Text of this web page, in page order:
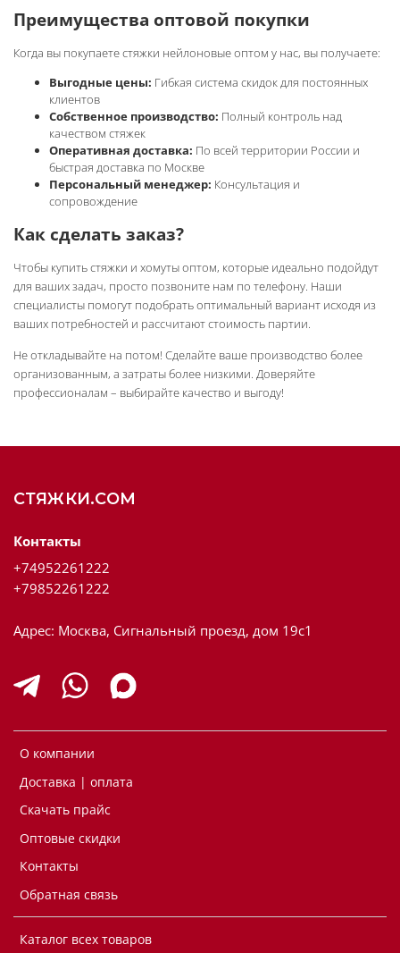
Преимущества оптовой покупки
Когда вы покупаете стяжки нейлоновые оптом у нас, вы получаете:
Выгодные цены: Гибкая система скидок для постоянных
клиентов
Собственное производство: Полный контроль над
качеством стяжек
Оперативная доставка: По всей территории России и
быстрая доставка по Москве
Персональный менеджер: Консультация и
сопровождение
Как сделать заказ?
Чтобы купить стяжки и хомуты оптом, которые идеально подойдут
для ваших задач, просто позвоните нам по телефону. Наши
специалисты помогут подобрать оптимальный вариант исходя из
ваших потребностей и рассчитают стоимость партии.
Не откладывайте на потом! Сделайте ваше производство более
организованным, а затраты более низкими. Доверяйте
профессионалам – выбирайте качество и выгоду!
СТЯЖКИ.COM
О компании
Доставка | оплата
Скачать прайс
Оптовые скидки
Контакты
Обратная связь
Каталог всех товаров
Контакты
+74952261222
+79852261222
Адрес: Москва, Сигнальный проезд, дом 19с1